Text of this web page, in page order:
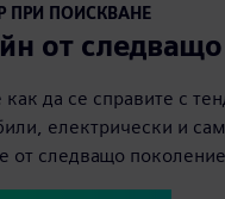
ПРИ ПОИСКВАНЕ
от
как да се справите с
електрически и
от следващо